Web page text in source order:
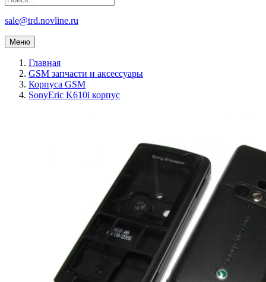
sale@trd.novline.ru
Меню
Главная
GSM запчасти и аксессуары
Корпуса GSM
SonyEric K610i корпус